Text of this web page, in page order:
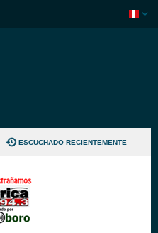
ESCUCHADO RECIENTEMENTE